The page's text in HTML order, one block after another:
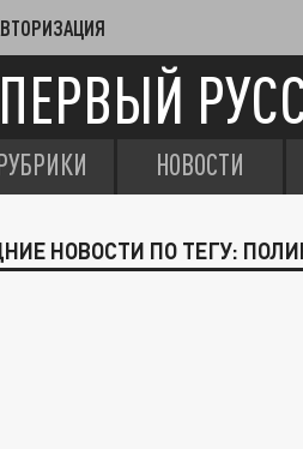
ПЕРВЫЙ
НОВОСТИ
НОВОСТИ ПО ТЕГУ: